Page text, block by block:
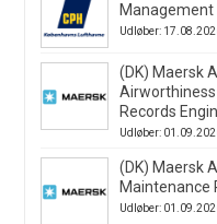
Udløber:
(DK) Maersk
Airworthiness
Records
Udløber:
(DK) Maersk
Maintenance
Udløber: